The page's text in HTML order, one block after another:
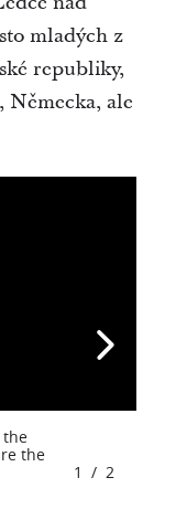
mladých z
republiky,
Německa, ale
the
the
1 / 2